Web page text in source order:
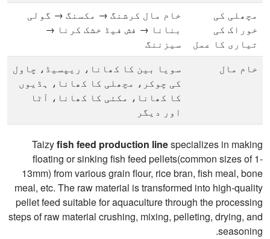
مچھلی کی
خوراک کی
تیاری کا عمل
خام مال کرشنگ → مکسنگ → گولی
بنانا → فش فیڈ خشک کرنا →
سیزننگ
خام مال
سویا بین کا کھانا، ریپسیڈ، چاول
کی چوکر، مچھلی کا کھانا، ہڈیوں
کا کھانا، مکئی کا کھانا، آٹا
اور دیگر
سائز
حتمی
مصنوعات
تیرتی یا ڈوبتی ہوئی مچھلی کی
خوراک کی گولی۔
اسپیئر
پارٹس کی
6 سانچے مفت میں
Taizyfish feed production linespecializes in making
floating or sinking fish feed pellets(common sizes of 1-
13mm) from various grain flour, rice bran, fish meal, bone
meal, etc. The raw material is transformed into high-quality
pellet feed suitable for aquaculture through the processing
steps of raw material crushing, mixing, pelleting, drying, and
seasoning.